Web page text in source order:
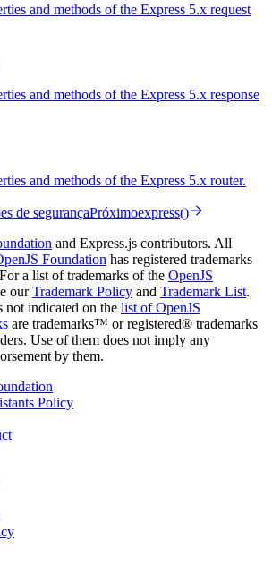
and methods of the Express 5.x request
and methods of the Express 5.x response
and methods of the Express 5.x router.
de segurançaPróximoexpress()
and Express.js contributors. All
Foundation has registered trademarks
a list of trademarks of the OpenJS
ourTrademark Policy and Trademark List.
not indicated on the list of OpenJS
are trademarks™ or registered® trademarks
Use of them does not imply any
by them.
Policy